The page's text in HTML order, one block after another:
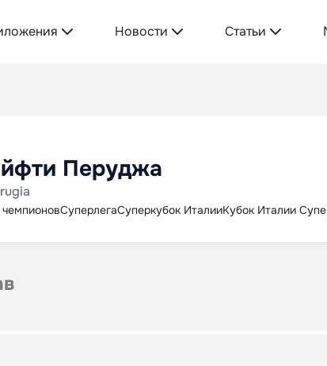
Новости Статьи
Перуджа
СуперлегаСуперкубок ИталииКубок Италии